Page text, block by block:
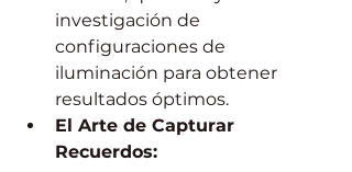
investigación de
configuraciones de
iluminación para obtener
resultados óptimos.
El Arte de Capturar
Recuerdos: